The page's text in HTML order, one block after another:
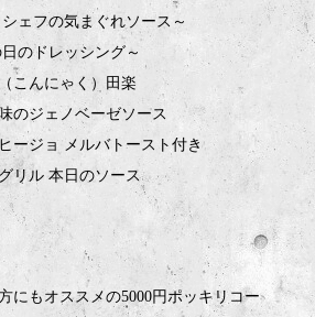
ェフの気まぐれソース～
のドレッシング～
こんにゃく）田楽
のジェノベーゼソース
ージョ メルバトースト付き
リル 本日のソース
にもオススメの5000円ポッキリコー